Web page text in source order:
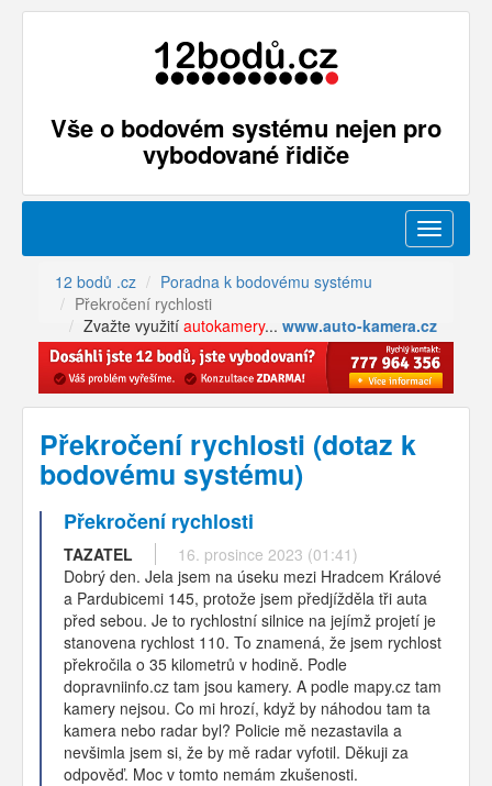
Vše o bodovém systému nejen pro
vybodované řidiče
Menu
12 bodů .cz
Poradna k bodovému systému
Překročení rychlosti
Zvažte využití autokamery... www.auto-kamera.cz
Překročení rychlosti (dotaz k
bodovému systému)
Překročení rychlosti
TAZATEL
16. prosince 2023 (01:41)
Dobrý den. Jela jsem na úseku mezi Hradcem Králové
a Pardubicemi 145, protože jsem předjížděla tři auta
před sebou. Je to rychlostní silnice na jejímž projetí je
stanovena rychlost 110. To znamená, že jsem rychlost
překročila o 35 kilometrů v hodině. Podle
dopravniinfo.cz tam jsou kamery. A podle mapy.cz tam
kamery nejsou. Co mi hrozí, když by náhodou tam ta
kamera nebo radar byl? Policie mě nezastavila a
nevšimla jsem si, že by mě radar vyfotil. Děkuji za
odpověď. Moc v tomto nemám zkušenosti.